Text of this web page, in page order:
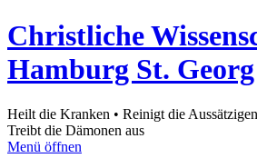
Christliche
Hamburg St. Georg
Heilt die Kranken • Reinigt die
Treibt die Dämonen aus
Menü öffnen